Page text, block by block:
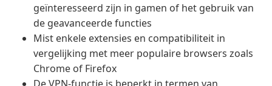
geïnteresseerd zijn in gamen of het gebruik van
de geavanceerde functies
Mist enkele extensies en compatibiliteit in
vergelijking met meer populaire browsers zoals
Chrome of Firefox